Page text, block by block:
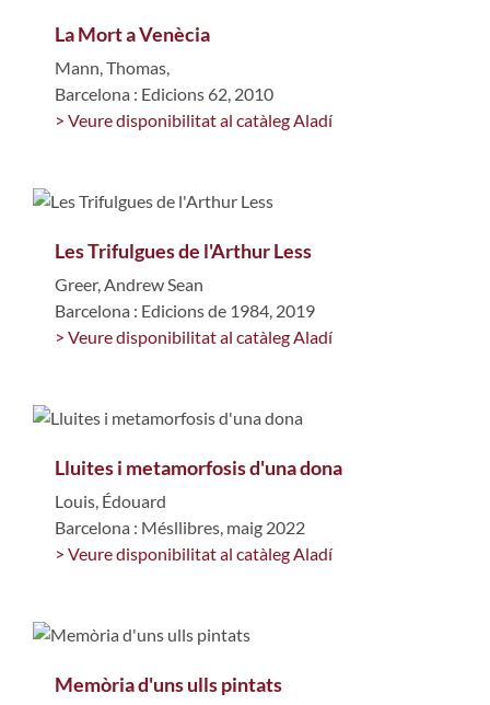
La Mort a Venècia
Mann, Thomas,
Barcelona : Edicions 62, 2010
> Veure disponibilitat al catàleg Aladí
Les Trifulgues de l'Arthur Less
Greer, Andrew Sean
Barcelona : Edicions de 1984, 2019
> Veure disponibilitat al catàleg Aladí
Lluites i metamorfosis d'una dona
Louis, Édouard
Barcelona : Mésllibres, maig 2022
> Veure disponibilitat al catàleg Aladí
Memòria d'uns ulls pintats